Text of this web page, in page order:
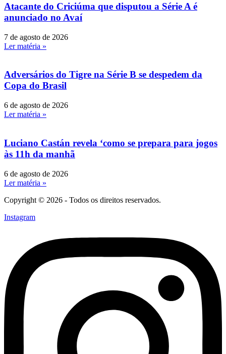
Atacante do Criciúma que disputou a Série A é
anunciado no Avaí
7 de agosto de 2026
Ler matéria »
Adversários do Tigre na Série B se despedem da
Copa do Brasil
6 de agosto de 2026
Ler matéria »
Luciano Castán revela ‘como se prepara para jogos
às 11h da manhã
6 de agosto de 2026
Ler matéria »
Copyright © 2026 - Todos os direitos reservados.
Instagram